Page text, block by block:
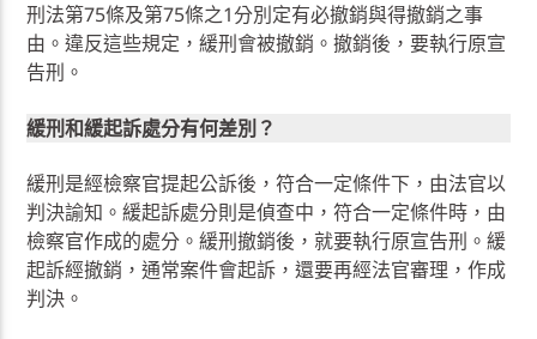
刑法第75條及第75條之1分別定有必撤銷與得撤銷之事
由。違反這些規定，緩刑會被撤銷。撤銷後，要執行原宣
告刑。
緩刑和緩起訴處分有何差別？
緩刑是經檢察官提起公訴後，符合一定條件下，由法官以
判決諭知。緩起訴處分則是偵查中，符合一定條件時，由
檢察官作成的處分。緩刑撤銷後，就要執行原宣告刑。緩
起訴經撤銷，通常案件會起訴，還要再經法官審理，作成
判決。